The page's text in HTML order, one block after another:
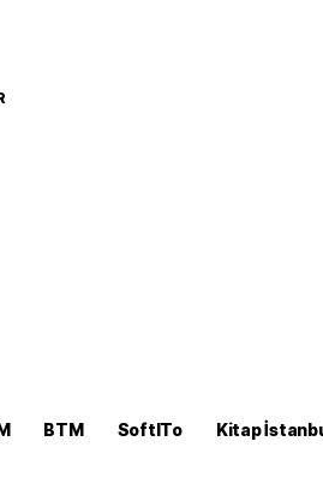
BTM SoftITo Kitap